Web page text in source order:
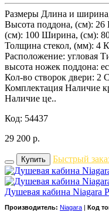
Размеры Длина и
Высота поддона, (см): 26
(см): 100 Ширина, (см):
Толщина стекол, (мм): 4
Расположение: угловая
высота ножек поддона:
Кол-во створок двери: 2
Комплектация Наличие
Наличие це..
Код: 54437
29 200 р.
Купить Быстрый
Душевая кабина Niagara
Производитель: Niagara Код